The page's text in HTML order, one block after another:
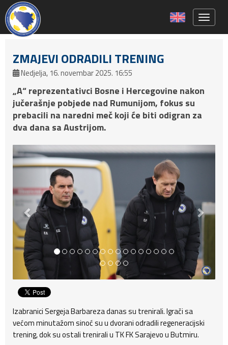
ZMAJEVI ODRADILI TRENING
Nedjelja, 16. novembar 2025. 16:55
„A“ reprezentativci Bosne i Hercegovine nakon
jučerašnje pobjede nad Rumunijom, fokus su
prebacili na naredni meč koji će biti odigran za
dva dana sa Austrijom.
Izabranici Sergeja Barbareza danas su trenirali. Igrači sa
većom minutažom sinoć su u dvorani odradili regeneracijski
trening, dok su ostali trenirali u TK FK Sarajevo u Butmiru.